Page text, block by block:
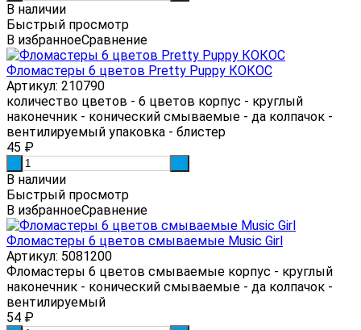
В наличии
Быстрый просмотр
В избранноеСравнение
Фломастеры 6 цветов Pretty Puppy КОКОС
Артикул: 210790
количество цветов - 6 цветов корпус - круглый
наконечник - конический смываемые - да колпачок -
вентилируемый упаковка - блистер
45 ₽
В наличии
Быстрый просмотр
В избранноеСравнение
Фломастеры 6 цветов смываемые Music Girl
Артикул: 5081200
Фломастеры 6 цветов смываемые корпус - круглый
наконечник - конический смываемые - да колпачок -
вентилируемый
54 ₽